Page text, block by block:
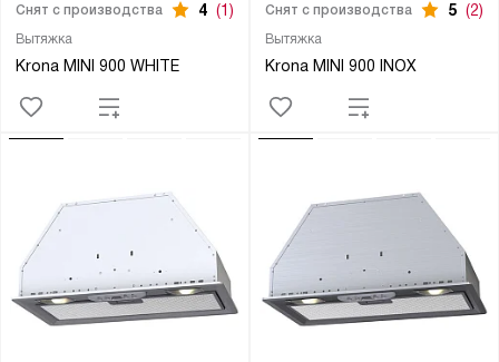
Вытяжка
Krona MINI 900 WHITE
Снят с производства 4 (1)
Вытяжка
Krona MINI 900 INOX
Снят с производства 5 (2)